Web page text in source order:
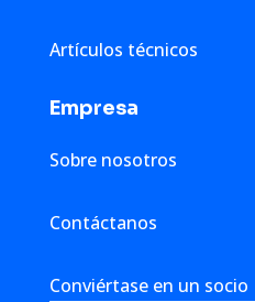
Artículos técnicos
Empresa
Sobre nosotros
Contáctanos
Conviértase en un socio